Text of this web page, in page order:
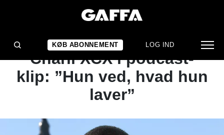
KØB ABONNEMENT LOG IND
NYHED
Barack Obama roser
Charli XCX i podcast-
klip: ”Hun ved, hvad hun
laver”